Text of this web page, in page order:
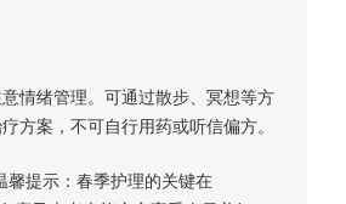
情绪管理。可通过散步、冥想等方
方案，不可自行用药或听信偏方。
馨提示：春季护理的关键在